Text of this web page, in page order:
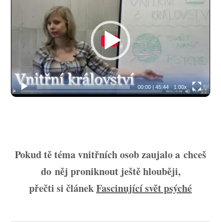
00:00| 45:44 1.00x
Pokud tě téma vnitřních osob zaujalo a chceš
do něj proniknout ještě hlouběji,
přečti si článekFascinující svět psýché